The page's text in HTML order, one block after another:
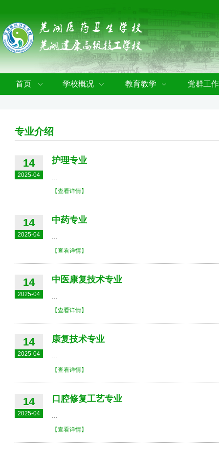
首页 学校概况 教育教学 党群工作
专业介绍
14
2025-04
护理专业
【查看详情】
14
2025-04
中药专业
【查看详情】
14
2025-04
中医康复技术专业
【查看详情】
14
2025-04
康复技术专业
【查看详情】
14
2025-04
口腔修复工艺专业
【查看详情】